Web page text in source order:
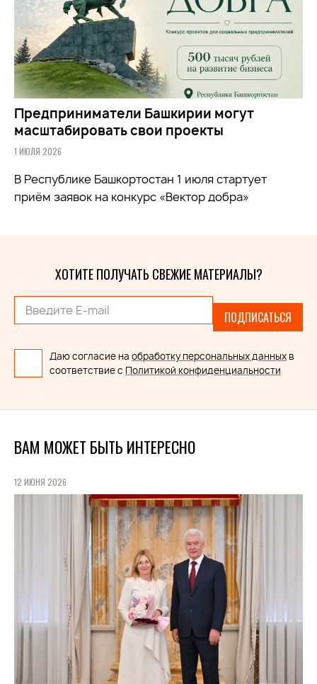
Предприниматели Башкирии могут
масштабировать свои проекты
1 ИЮЛЯ 2026
В Республике Башкортостан 1 июля стартует
приём заявок на конкурс «Вектор добра»
ХОТИТЕ ПОЛУЧАТЬ СВЕЖИЕ МАТЕРИАЛЫ?
ПОДПИСАТЬСЯ
Даю согласие на обработку персональных данных в
соответствие с Политикой конфиденциальности
ВАМ МОЖЕТ БЫТЬ ИНТЕРЕСНО
12 ИЮНЯ 2026